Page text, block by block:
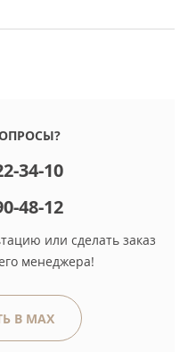
34-10
48-12
или сделать заказ
менеджера!
В MAX